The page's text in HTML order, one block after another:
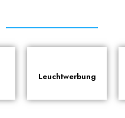
Leuchtwerbung